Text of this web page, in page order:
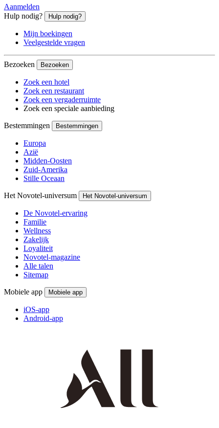
Aanmelden
Hulp nodig?
Hulp nodig?
Mijn boekingen
Veelgestelde vragen
Bezoeken Bezoeken
Zoek een hotel
Zoek een restaurant
Zoek een vergaderruimte
Zoek een speciale aanbieding
Bestemmingen Bestemmingen
Europa
Azië
Midden-Oosten
Zuid-Amerika
Stille Oceaan
Het Novotel-universum Het Novotel-universum
De Novotel-ervaring
Familie
Wellness
Zakelijk
Loyaliteit
Novotel-magazine
Alle talen
Sitemap
Mobiele app Mobiele app
iOS-app
Android-app